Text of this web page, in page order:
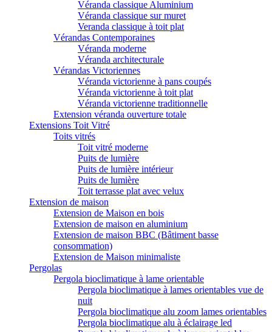
Véranda classique Aluminium
Véranda classique sur muret
Veranda classique à toit plat
Vérandas Contemporaines
Véranda moderne
Véranda architecturale
Vérandas Victoriennes
Véranda victorienne à pans coupés
Véranda victorienne à toit plat
Véranda victorienne traditionnelle
Extension véranda ouverture totale
Extensions Toit Vitré
Toits vitrés
Toit vitré moderne
Puits de lumière
Puits de lumière intérieur
Puits de lumière
Toit terrasse plat avec velux
Extension de maison
Extension de Maison en bois
Extension de maison en aluminium
Extension de maison BBC (Bâtiment basse
consommation)
Extension de Maison minimaliste
Pergolas
Pergola bioclimatique à lame orientable
Pergola bioclimatique à lames orientables vue de
nuit
Pergola bioclimatique alu zoom lames orientables
Pergola bioclimatique alu à éclairage led